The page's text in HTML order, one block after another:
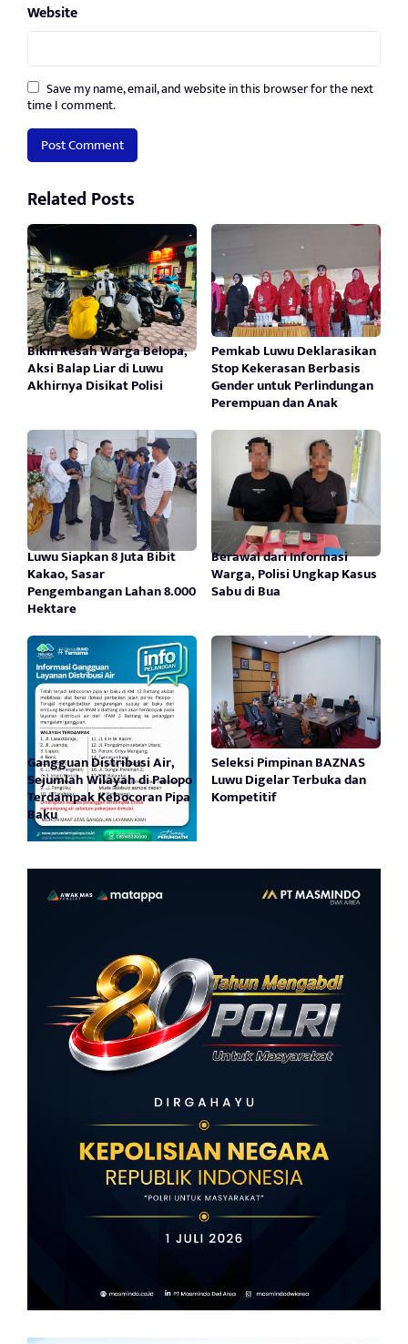
Website
Save my name, email, and website in this browser for the next
time I comment.
Related Posts
Bikin Resah Warga Belopa,
Aksi Balap Liar di Luwu
Akhirnya Disikat Polisi
Pemkab Luwu Deklarasikan
Stop Kekerasan Berbasis
Gender untuk Perlindungan
Perempuan dan Anak
Luwu Siapkan 8 Juta Bibit
Kakao, Sasar
Pengembangan Lahan 8.000
Hektare
Berawal dari Informasi
Warga, Polisi Ungkap Kasus
Sabu di Bua
Gangguan Distribusi Air,
Sejumlah Wilayah di Palopo
Terdampak Kebocoran Pipa
Baku
Seleksi Pimpinan BAZNAS
Luwu Digelar Terbuka dan
Kompetitif